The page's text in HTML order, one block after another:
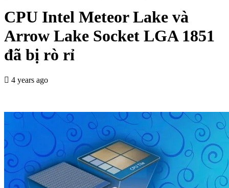
CPU Intel Meteor Lake và
Arrow Lake Socket LGA 1851
đã bị rò rỉ
4 years ago